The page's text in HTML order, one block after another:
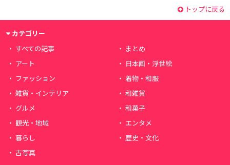
トップに戻る
カテゴリー
すべての記事
まとめ
アート
日本画・浮世絵
ファッション
着物・和服
雑貨・インテリア
和雑貨
グルメ
和菓子
観光・地域
エンタメ
暮らし
歴史・文化
古写真